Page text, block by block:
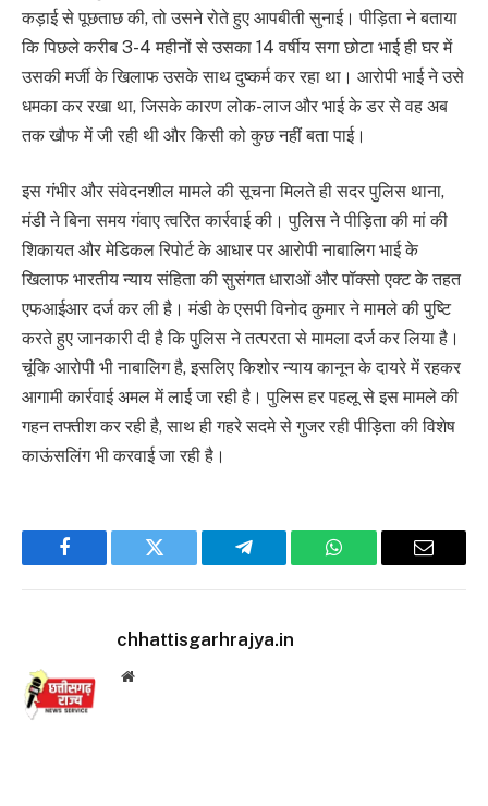
कड़ाई से पूछताछ की, तो उसने रोते हुए आपबीती सुनाई। पीड़िता ने बताया
कि पिछले करीब 3-4 महीनों से उसका 14 वर्षीय सगा छोटा भाई ही घर में
उसकी मर्जी के खिलाफ उसके साथ दुष्कर्म कर रहा था। आरोपी भाई ने उसे
धमका कर रखा था, जिसके कारण लोक-लाज और भाई के डर से वह अब
तक खौफ में जी रही थी और किसी को कुछ नहीं बता पाई।
इस गंभीर और संवेदनशील मामले की सूचना मिलते ही सदर पुलिस थाना,
मंडी ने बिना समय गंवाए त्वरित कार्रवाई की। पुलिस ने पीड़िता की मां की
शिकायत और मेडिकल रिपोर्ट के आधार पर आरोपी नाबालिग भाई के
खिलाफ भारतीय न्याय संहिता की सुसंगत धाराओं और पॉक्सो एक्ट के तहत
एफआईआर दर्ज कर ली है। मंडी के एसपी विनोद कुमार ने मामले की पुष्टि
करते हुए जानकारी दी है कि पुलिस ने तत्परता से मामला दर्ज कर लिया है।
चूंकि आरोपी भी नाबालिग है, इसलिए किशोर न्याय कानून के दायरे में रहकर
आगामी कार्रवाई अमल में लाई जा रही है। पुलिस हर पहलू से इस मामले की
गहन तफ्तीश कर रही है, साथ ही गहरे सदमे से गुजर रही पीड़िता की विशेष
काऊंसलिंग भी करवाई जा रही है।
Facebook Twitter Telegram WhatsApp Email
chhattisgarhrajya.in
Website